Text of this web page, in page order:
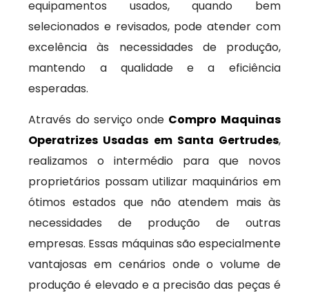
equipamentos usados, quando bem
selecionados e revisados, pode atender com
excelência às necessidades de produção,
mantendo a qualidade e a eficiência
esperadas.
Através do serviço onde Compro Maquinas
Operatrizes Usadas em Santa Gertrudes,
realizamos o intermédio para que novos
proprietários possam utilizar maquinários em
ótimos estados que não atendem mais às
necessidades de produção de outras
empresas. Essas máquinas são especialmente
vantajosas em cenários onde o volume de
produção é elevado e a precisão das peças é